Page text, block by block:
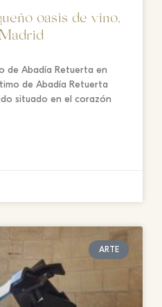
oasis de vino,
de Abadía Retuerta en
de Abadía Retuerta
situado en el corazón
ARTE